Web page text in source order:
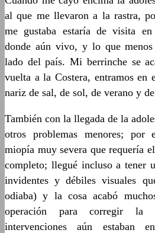
al que me llevaron a la rastra,
me gustaba estaría de visita
donde aún vivo, y lo que
lado del país. Mi berrinche se
vuelta a la Costera, entramos
nariz de sal, de sol, de verano y
También con la llegada de la
otros problemas menores; por
miopía muy severa que requería
completo; llegué incluso a tener
invidentes y débiles visuales
odiaba) y la cosa acabó
operación para corregir la
intervenciones aún estaban